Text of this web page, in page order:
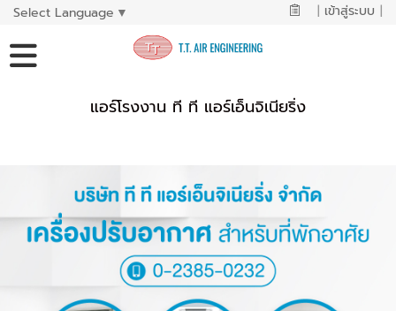
Select Language ▼ | เข้าสู่ระบบ |
แอร์โรงงาน ที ที แอร์เอ็นจิเนียริ่ง